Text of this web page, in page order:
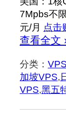
7Mpbs不
元/月 点击
查看全文
分类：
加坡VPS,
VPS,黑五